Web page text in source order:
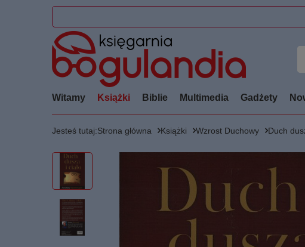
Witamy Książki Biblie Multimedia Gadżety
Jesteś tutaj:Strona główna Książki Wzrost Duchowy Duch